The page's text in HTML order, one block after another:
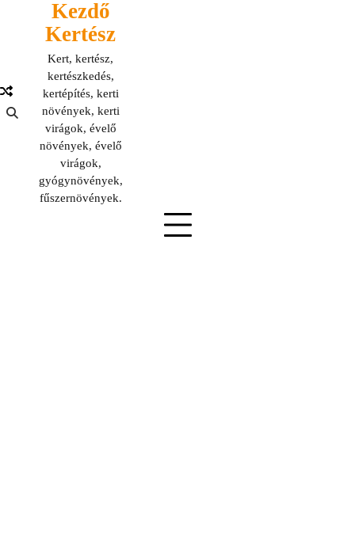
Kezdő
Kertész
Kert, kertész,
kertészkedés,
kertépítés, kerti
növények, kerti
virágok, évelő
növények, évelő
virágok,
gyógynövények,
fűszernövények.